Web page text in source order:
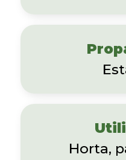
Horta,